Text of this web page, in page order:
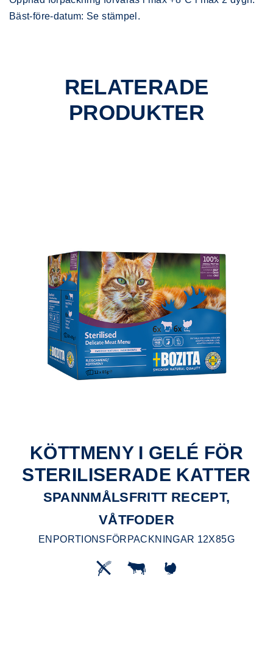
Bäst-före-datum: Se stämpel.
RELATERADE
PRODUKTER
KÖTTMENY I GELÉ FÖR
STERILISERADE KATTER
SPANNMÅLSFRITT RECEPT,
VÅTFODER
ENPORTIONSFÖRPACKNINGAR 12X85G